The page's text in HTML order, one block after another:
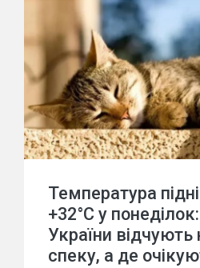
Температура
+32°C у
України відчують
спеку, а де